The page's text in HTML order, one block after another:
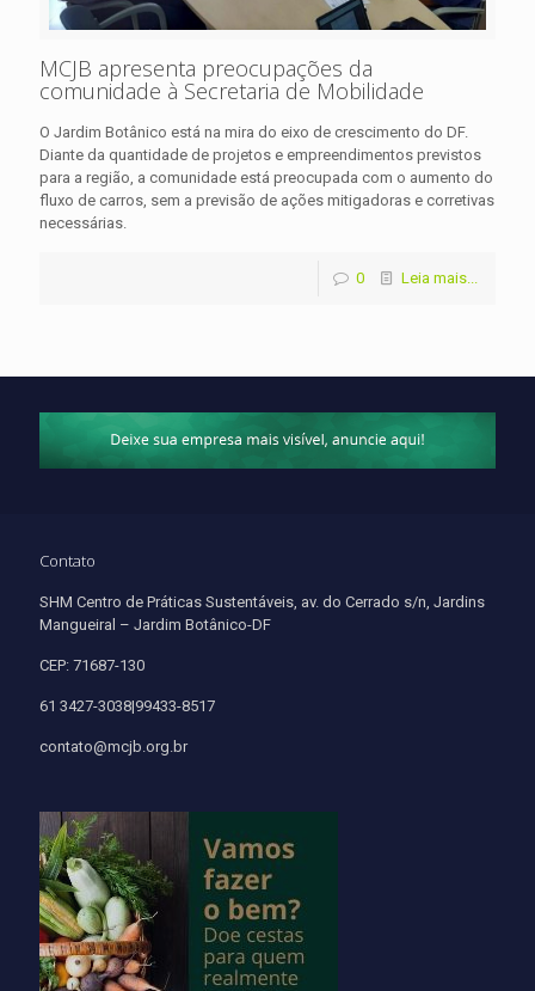
MCJB apresenta preocupações da
comunidade à Secretaria de Mobilidade
O Jardim Botânico está na mira do eixo de crescimento do DF.
Diante da quantidade de projetos e empreendimentos previstos
para a região, a comunidade está preocupada com o aumento do
fluxo de carros, sem a previsão de ações mitigadoras e corretivas
necessárias.
0 Leia mais...
Contato
SHM Centro de Práticas Sustentáveis, av. do Cerrado s/n, Jardins
Mangueiral – Jardim Botânico-DF
CEP: 71687-130
61 3427-3038|99433-8517
contato@mcjb.org.br